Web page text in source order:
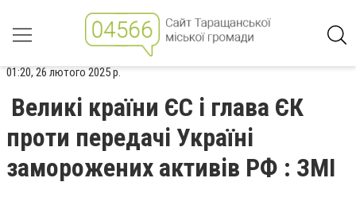
01:20, 26 лютого 2025 р.
Великі країни ЄС і глава ЄК
проти передачі Україні
заморожених активів РФ : ЗМІ